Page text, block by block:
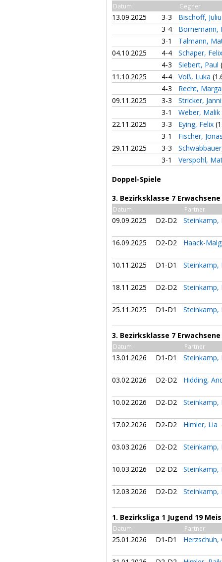
Datum Gegner
13.09.2025 3-3
Bischoff,
3-4
Bornemann,
3-1
Talmann,
04.10.2025
4-4
Schaper,
4-3
Siebert, Paul
11.10.2025
4-4 Voß, Luka
4-3
Recht,
09.11.2025
3-3
Stricker,
3-1
Weber, Malik
22.11.2025
3-3 Eying, Felix
3-1
Fischer,
29.11.2025
3-3
3-1
Verspohl,
Doppel-Spiele
3. Bezirksklasse 7
Datum Partner
09.09.2025 D2-D2
16.09.2025 D2-D2 Haack-
10.11.2025 D1-D1
18.11.2025 D2-D2
25.11.2025 D1-D1
3. Bezirksklasse 7
Datum Partner
13.01.2026 D1-D1
03.02.2026 D2-D2 Hidding,
10.02.2026 D2-D2
17.02.2026 D2-D2 Himler, Lia
03.03.2026 D2-D2
10.03.2026 D2-D2
12.03.2026 D2-D2
1. Bezirksliga 1 Jugend 19
Datum Partner
25.01.2026 D1-D1